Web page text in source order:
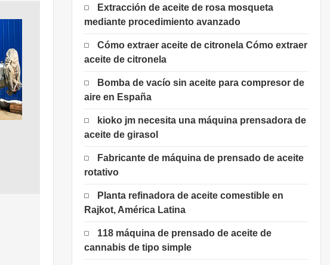
Extracción de aceite de rosa mosqueta
mediante procedimiento avanzado
Cómo extraer aceite de citronela Cómo extraer
aceite de citronela
Bomba de vacío sin aceite para compresor de
aire en España
kioko jm necesita una máquina prensadora de
aceite de girasol
Fabricante de máquina de prensado de aceite
rotativo
Planta refinadora de aceite comestible en
Rajkot, América Latina
118 máquina de prensado de aceite de
cannabis de tipo simple